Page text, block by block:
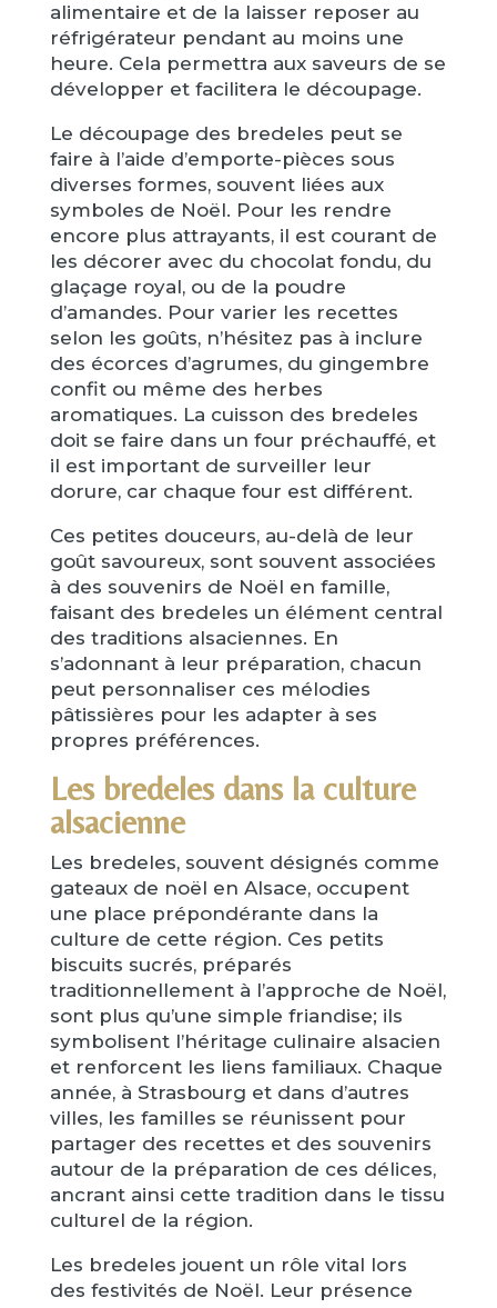
alimentaire et de la laisser reposer au
réfrigérateur pendant au moins une
heure. Cela permettra aux saveurs de se
développer et facilitera le découpage.
Le découpage des bredeles peut se
faire à l’aide d’emporte-pièces sous
diverses formes, souvent liées aux
symboles de Noël. Pour les rendre
encore plus attrayants, il est courant de
les décorer avec du chocolat fondu, du
glaçage royal, ou de la poudre
d’amandes. Pour varier les recettes
selon les goûts, n’hésitez pas à inclure
des écorces d’agrumes, du gingembre
confit ou même des herbes
aromatiques. La cuisson des bredeles
doit se faire dans un four préchauffé, et
il est important de surveiller leur
dorure, car chaque four est différent.
Ces petites douceurs, au-delà de leur
goût savoureux, sont souvent associées
à des souvenirs de Noël en famille,
faisant des bredeles un élément central
des traditions alsaciennes. En
s’adonnant à leur préparation, chacun
peut personnaliser ces mélodies
pâtissières pour les adapter à ses
propres préférences.
Les bredeles dans la culture
alsacienne
Les bredeles, souvent désignés comme
gateaux de noël en Alsace, occupent
une place prépondérante dans la
culture de cette région. Ces petits
biscuits sucrés, préparés
traditionnellement à l’approche de Noël,
sont plus qu’une simple friandise; ils
symbolisent l’héritage culinaire alsacien
et renforcent les liens familiaux. Chaque
année, à Strasbourg et dans d’autres
villes, les familles se réunissent pour
partager des recettes et des souvenirs
autour de la préparation de ces délices,
ancrant ainsi cette tradition dans le tissu
culturel de la région.
Les bredeles jouent un rôle vital lors
des festivités de Noël. Leur présence